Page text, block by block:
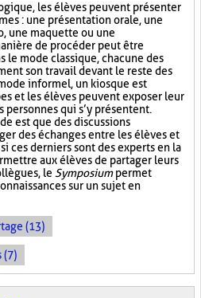
les élèves peuvent présenter
: une présentation orale, une
une maquette ou une
de procéder peut être
le mode classique, chacune des
son travail devant le reste des
informel, un kiosque est
et les élèves peuvent exposer leur
qui s’y présentent.
est que des discussions
des échanges entre les élèves et
ces derniers sont des experts en la
aux élèves de partager leurs
le Symposiumpermet
sur un sujet en
(13)
(7)